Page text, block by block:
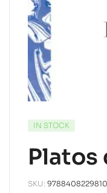
IN STOCK
Platos
SKU: 9788408229810